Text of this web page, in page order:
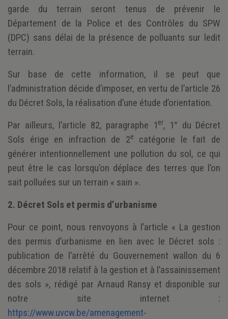
garde du terrain seront tenus de prévenir le
Département de la Police et des Contrôles du SPW
(DPC) sans délai de la présence de polluants sur ledit
terrain.
Sur base de cette information, il se peut que
l’administration décide d’imposer, en vertu de l’article 26
du Décret Sols, la réalisation d’une étude d’orientation.
Par ailleurs, l’article 82, paragraphe 1er, 1° du Décret
Sols érige en infraction de 2e
catégorie le fait de
générer intentionnellement une pollution du sol, ce qui
peut être le cas lorsqu’on déplace des terres que l’on
sait polluées sur un terrain « sain ».
2. Décret Sols et permis d’urbanisme
Pour ce point, nous renvoyons à l’article « La gestion
des permis d’urbanisme en lien avec le Décret sols :
publication de l’arrêté du Gouvernement wallon du 6
décembre 2018 relatif à la gestion et à l’assainissement
des sols », rédigé par Arnaud Ransy et disponible sur
notre site internet :
https://www.uvcw.be/amenagement-